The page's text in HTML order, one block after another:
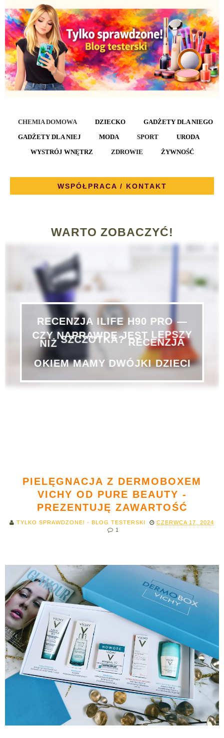
CHEMIA DOMOWA DZIECKO
GADŻETY DLA NIEGO
GADŻETY DLA NIEJ
MODA SPORT
URODA
WYSTRÓJ WNĘTRZ
ZDROWIE ŻYWNOŚĆ
WSPÓŁPRACA / KONTAKT
WARTO ZOBACZYĆ!
RECENZJA ILIFE H90
CZY NAPRAWDĘ JEST LEPSZY
NIŻ
RECENZJA
OKIEM MAMY DWÓJKI
DZIECI
PIELĘGNACJA Z DERMOBOXEM
VICHY OD PURE BEAUTY -
PREZENTUJĘ ZAWARTOŚĆ
TYLKO SPRAWDZONE! - BLOG TESTERSKI
CZERWCA 17, 2024
1